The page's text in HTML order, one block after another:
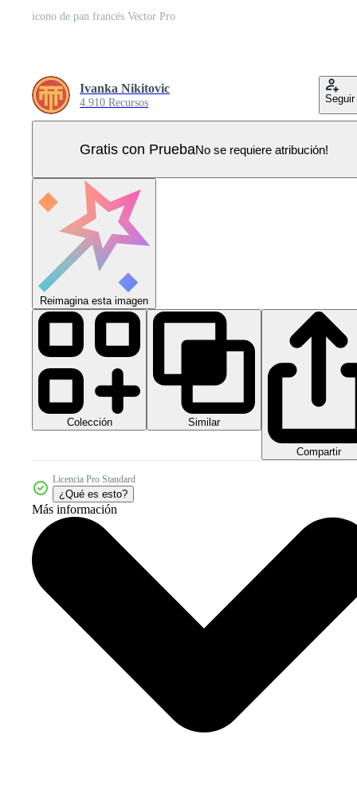
icono de pan francés Vector Pro
Ivanka Nikitovic
4.910 Recursos Seguir
Gratis con PruebaNo se requiere atribución!
Reimagina esta imagen
Colección Similar
Compartir
Licencia Pro Standard
¿Qué es esto?
Más información